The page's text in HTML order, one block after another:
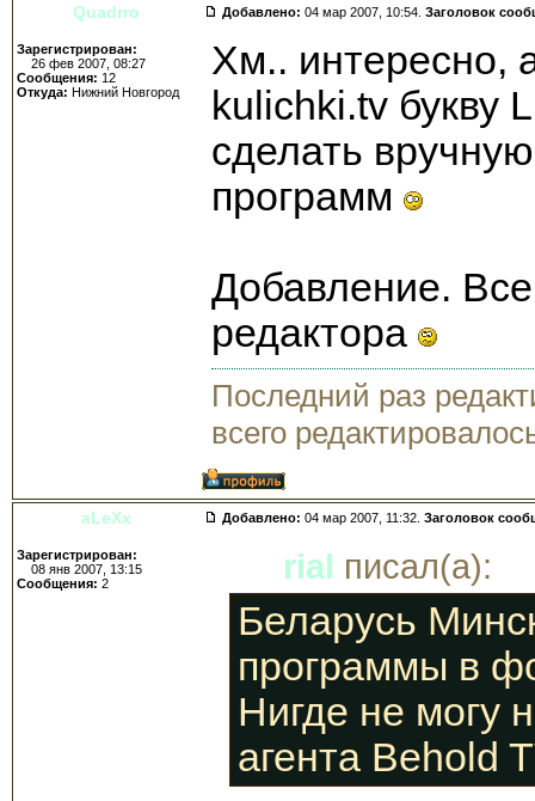
Quadrro Добавлено: 04 мар 2007, 10:54. Заголовок
Зарегистрирован:
26 фев 2007, 08:27
Сообщения: 12
Откуда: Нижний Новгород
Хм.. интересно,
kulichki.tv букву
сделать
программ
Добавление.
редактора
Последний раз
всего
aLeXx Добавлено: 04 мар 2007, 11:32. Заголовок
Зарегистрирован:
08 янв 2007, 13:15
Сообщения: 2 rial писал(а):
Беларусь
программы в
Нигде не могу
агента Behold